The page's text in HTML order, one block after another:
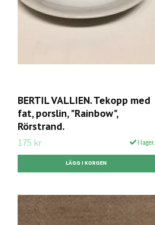
BERTIL VALLIEN. Tekopp med
fat, porslin, "Rainbow",
Rörstrand.
175 kr I lager.